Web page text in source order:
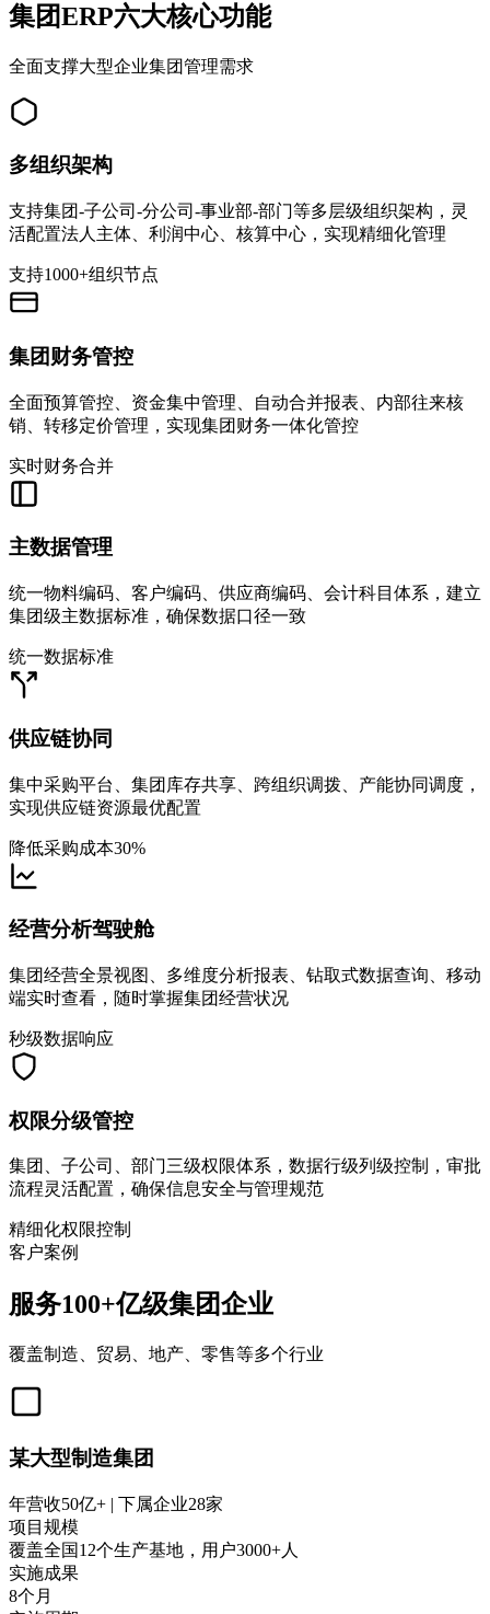
集团ERP六大核心功能
全面支撑大型企业集团管理需求
多组织架构
支持集团-子公司-分公司-事业部-部门等多层级组织架构，灵
活配置法人主体、利润中心、核算中心，实现精细化管理
支持1000+组织节点
集团财务管控
全面预算管控、资金集中管理、自动合并报表、内部往来核
销、转移定价管理，实现集团财务一体化管控
实时财务合并
主数据管理
统一物料编码、客户编码、供应商编码、会计科目体系，建立
集团级主数据标准，确保数据口径一致
统一数据标准
供应链协同
集中采购平台、集团库存共享、跨组织调拨、产能协同调度，
实现供应链资源最优配置
降低采购成本30%
经营分析驾驶舱
集团经营全景视图、多维度分析报表、钻取式数据查询、移动
端实时查看，随时掌握集团经营状况
秒级数据响应
权限分级管控
集团、子公司、部门三级权限体系，数据行级列级控制，审批
流程灵活配置，确保信息安全与管理规范
精细化权限控制
客户案例
服务100+亿级集团企业
覆盖制造、贸易、地产、零售等多个行业
某大型制造集团
年营收50亿+ | 下属企业28家
项目规模
覆盖全国12个生产基地，用户3000+人
实施成果
8个月